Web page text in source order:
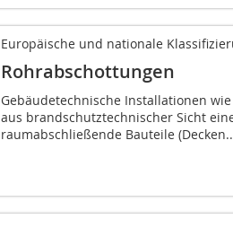
Europäische und nationale
Rohrabschottungen
Gebäudetechnische Installationen
aus brandschutztechnischer Sicht
raumabschließende Bauteile